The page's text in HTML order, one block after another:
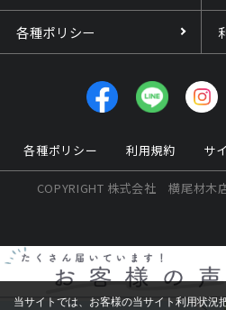
各種ポリシー
各種ポリシー 利用規約 サ
COPYRIGHT 株式会社 横尾材木
当サイトでは、お客様の当サイト利用状況